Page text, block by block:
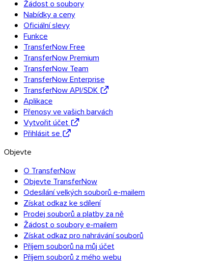
Outlook
Žádost o soubory
Nabídky a ceny
Oficiální slevy
Funkce
TransferNow Free
TransferNow Premium
TransferNow Team
TransferNow Enterprise
TransferNow API/SDK
Aplikace
Přenosy ve vašich barvách
Vytvořit účet
Přihlásit se
Objevte
O TransferNow
Objevte TransferNow
Odesílání velkých souborů e-mailem
Získat odkaz ke sdílení
Prodej souborů a platby za ně
Žádost o soubory e-mailem
Získat odkaz pro nahrávání souborů
Příjem souborů na můj účet
Příjem souborů z mého webu